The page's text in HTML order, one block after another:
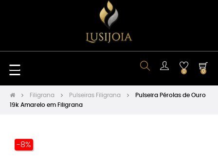
Toggle
navigation
☰ 0 0
Filigrana Pulseiras Filigrana
Pulseira Pérolas de Ouro
19k Amarelo em Filigrana
-8%